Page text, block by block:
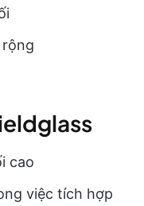
cao
việc tích hợp